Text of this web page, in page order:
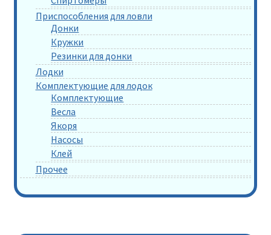
Приспособления для ловли
Донки
Кружки
Резинки для донки
Лодки
Комплектующие для лодок
Комплектующие
Весла
Якоря
Насосы
Клей
Прочее